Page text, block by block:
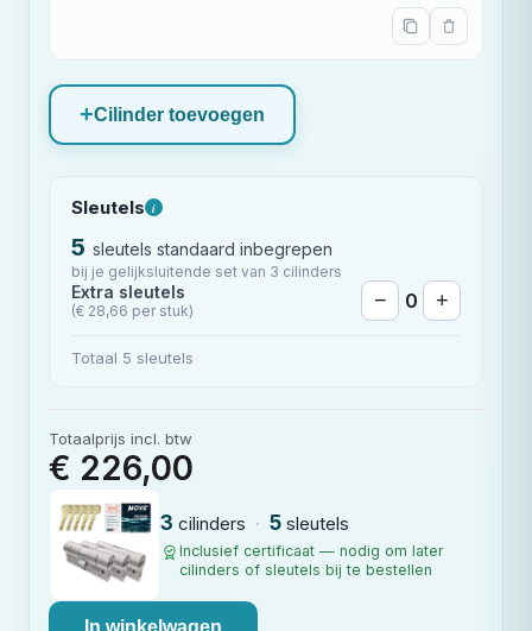
Cilinder toevoegen
Sleutels i
5 sleutels standaard inbegrepen
bij je gelijksluitende set van 3 cilinders
Extra sleutels
(€ 28,66 per stuk) − 0 +
Totaal 5 sleutels
Totaalprijs incl. btw
€ 226,00
3 cilinders · 5 sleutels
Inclusief certificaat — nodig om later
cilinders of sleutels bij te bestellen
In winkelwagen